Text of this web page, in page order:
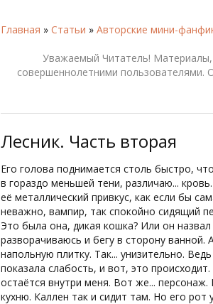
Главная » Статьи » Авторские мини-
Уважаемый Читатель! Материалы,
совершеннолетними пользователями.
Лесник. Часть вторая
Его голова поднимается столь быстро,
в гораздо меньшей тени, различаю...
её металлический привкус, как если бы
неважно, вампир, так спокойно сидящий
Это была она, дикая кошка? Или он
разворачиваюсь и бегу в сторону
напольную плитку. Так... унизительно.
показала слабость, и вот, это
остаётся внутри меня. Вот же...
кухню. Каллен так и сидит там. Но его рот